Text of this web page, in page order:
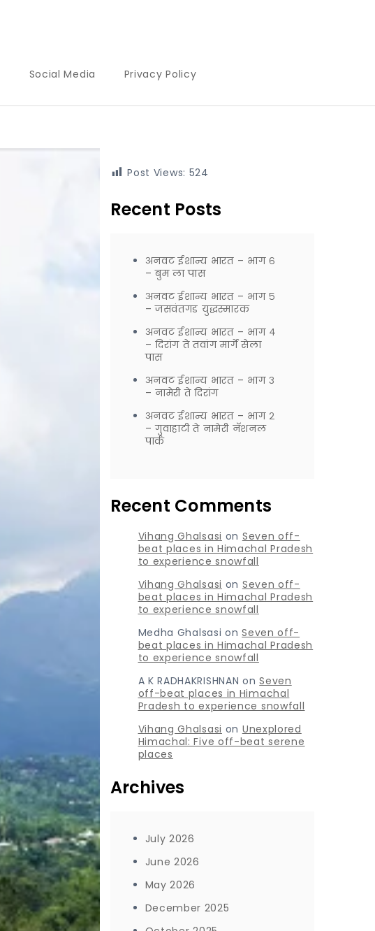
Social Media Privacy Policy
Post Views: 524
Recent Posts
अनवट ईशान्य भारत – भाग ६
– बुम ला पास
अनवट ईशान्य भारत – भाग ५
– जसवंतगड युद्धस्मारक
अनवट ईशान्य भारत – भाग ४
– दिरांग ते तवांग मार्गे सेला
पास
अनवट ईशान्य भारत – भाग ३
– नामेरी ते दिरांग
अनवट ईशान्य भारत – भाग २
– गुवाहाटी ते नामेरी नॅशनल
पार्क
Recent Comments
Vihang Ghalsasi on Seven off-
beat places in Himachal Pradesh
to experience snowfall
Vihang Ghalsasi on Seven off-
beat places in Himachal Pradesh
to experience snowfall
Medha Ghalsasi onSeven off-
beat places in Himachal Pradesh
to experience snowfall
A K RADHAKRISHNAN onSeven
off-beat places in Himachal
Pradesh to experience snowfall
Vihang Ghalsasi on Unexplored
Himachal: Five off-beat serene
places
Archives
July 2026
June 2026
May 2026
December 2025